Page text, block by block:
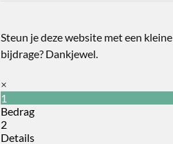
Steun je deze website met een kleine
bijdrage? Dankjewel.